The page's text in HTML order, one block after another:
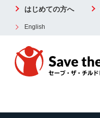
はじめての方へ
English